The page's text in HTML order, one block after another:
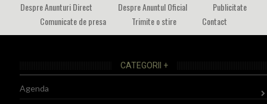
Despre Anunturi Direct
Despre Anuntul Oficial
Publicitate
Comunicate de presa
Trimite o stire Contact
CATEGORII +
Agenda